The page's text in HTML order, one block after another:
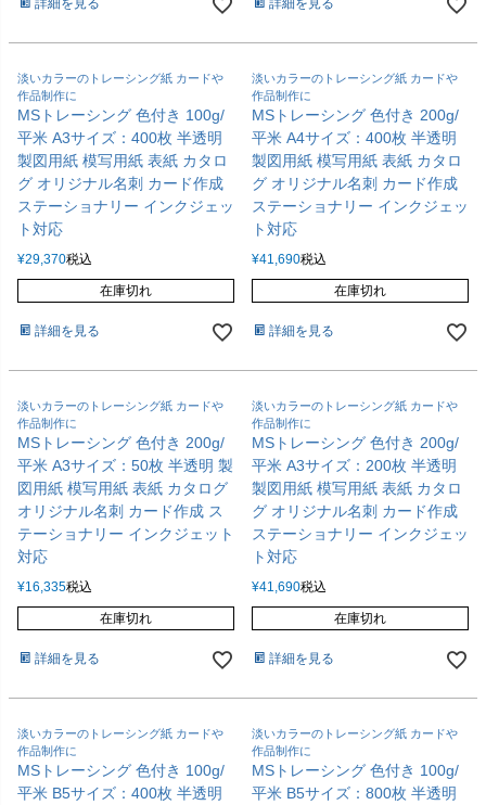
詳細を見る 詳細を見る
淡いカラーのトレーシング紙 カードや
作品制作に
MSトレーシング 色付き 100g/
平米 A3サイズ：400枚 半透明
製図用紙 模写用紙 表紙 カタロ
グ オリジナル名刺 カード作成
ステーショナリー インクジェッ
ト対応
¥29,370税込
在庫切れ
詳細を見る
淡いカラーのトレーシング紙 カードや
作品制作に
MSトレーシング 色付き 200g/
平米 A4サイズ：400枚 半透明
製図用紙 模写用紙 表紙 カタロ
グ オリジナル名刺 カード作成
ステーショナリー インクジェッ
ト対応
¥41,690税込
在庫切れ
詳細を見る
淡いカラーのトレーシング紙 カードや
作品制作に
MSトレーシング 色付き 200g/
平米 A3サイズ：50枚 半透明 製
図用紙 模写用紙 表紙 カタログ
オリジナル名刺 カード作成 ス
テーショナリー インクジェット
対応
¥16,335税込
在庫切れ
詳細を見る
淡いカラーのトレーシング紙 カードや
作品制作に
MSトレーシング 色付き 200g/
平米 A3サイズ：200枚 半透明
製図用紙 模写用紙 表紙 カタロ
グ オリジナル名刺 カード作成
ステーショナリー インクジェッ
ト対応
¥41,690税込
在庫切れ
詳細を見る
淡いカラーのトレーシング紙 カードや
作品制作に
MSトレーシング 色付き 100g/
平米 B5サイズ：400枚 半透明
淡いカラーのトレーシング紙 カードや
作品制作に
MSトレーシング 色付き 100g/
平米 B5サイズ：800枚 半透明